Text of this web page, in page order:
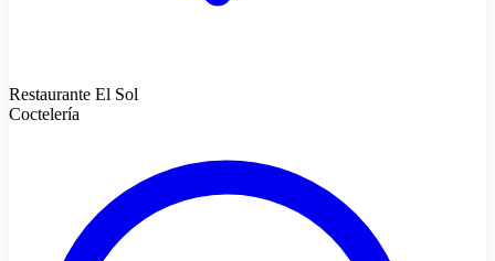
Restaurante El Sol
Coctelería